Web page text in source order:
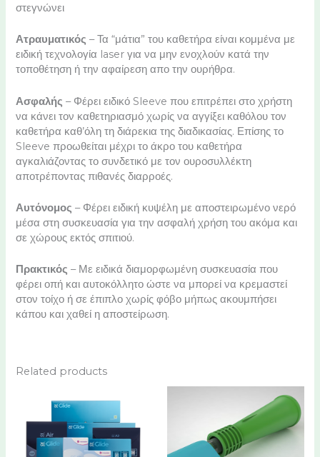
στεγνώνει
Ατραυματικός – Τα “μάτια” του καθετήρα είναι κομμένα με
ειδική τεχνολογία laser για να μην ενοχλούν κατά την
τοποθέτηση ή την αφαίρεση απο την ουρήθρα.
Ασφαλής – Φέρει ειδικό Sleeve που επιτρέπει στο χρήστη
να κάνει τον καθετηριασμό χωρίς να αγγίξει καθόλου τον
καθετήρα καθ’όλη τη διάρεκια της διαδικασίας. Επίσης το
Sleeve προωθείται μέχρι το άκρο του καθετήρα
αγκαλιάζοντας το συνδετικό με τον ουροσυλλέκτη
αποτρέποντας πιθανές διαρροές.
Αυτόνομος – Φέρει ειδική κυψέλη με αποστειρωμένο νερό
μέσα στη συσκευασία για την ασφαλή χρήση του ακόμα και
σε χώρους εκτός σπιτιού.
Πρακτικός – Με ειδικά διαμορφωμένη συσκευασία που
φέρει οπή και αυτοκόλλητο ώστε να μπορεί να κρεμαστεί
στον τοίχο ή σε έπιπλο χωρίς φόβο μήπως ακουμπήσει
κάπου και χαθεί η αποστείρωση.
Related products